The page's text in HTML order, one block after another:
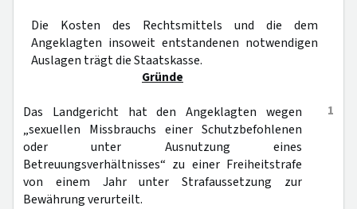
Die Kosten des Rechtsmittels und die dem
Angeklagten insoweit entstandenen notwendigen
Auslagen trägt die Staatskasse.
Gründe
1
Das Landgericht hat den Angeklagten wegen
„sexuellen Missbrauchs einer Schutzbefohlenen
oder unter Ausnutzung eines
Betreuungsverhältnisses“ zu einer Freiheitstrafe
von einem Jahr unter Strafaussetzung zur
Bewährung verurteilt.